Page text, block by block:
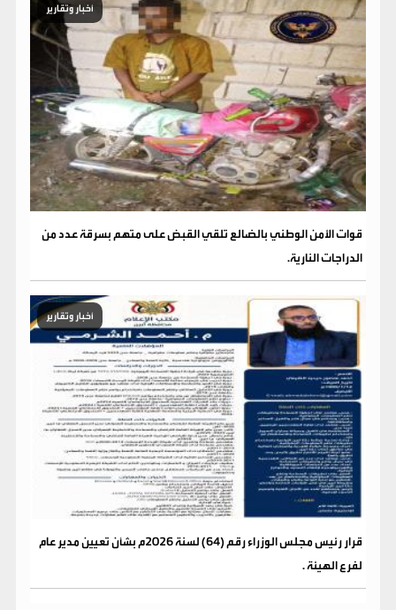
أخبار وتقارير
قوات الأمن الوطني بالضالع تلقي القبض على متهم بسرقة عدد من
الدراجات النارية.
أخبار وتقارير
قرار رئيس مجلس الوزراء رقم (64) لسنة 2026م بشأن تعيين مدير عام
لفرع الهيئة .